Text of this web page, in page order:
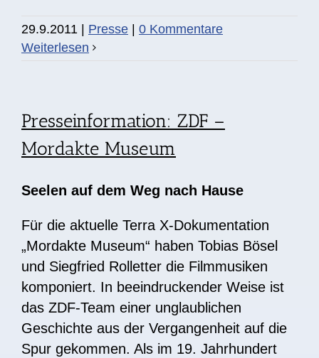
29.9.2011 Presse
0 Kommentare
Weiterlesen
Presseinformation: ZDF –
Mordakte Museum
Seelen auf dem Weg nach Hause
Für die aktuelle Terra X-Dokumentation
„Mordakte Museum“ haben Tobias Bösel
und Siegfried Rolletter die Filmmusiken
komponiert. In beeindruckender Weise ist
das ZDF-Team einer unglaublichen
Geschichte aus der Vergangenheit auf die
Spur gekommen. Als im 19. Jahrhundert